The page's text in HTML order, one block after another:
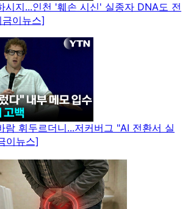
시지...인천 '훼손 시신' 실종자 DNA도 전
이뉴스]
람 휘두르더니...저커버그 "AI 전환서 실
이뉴스]